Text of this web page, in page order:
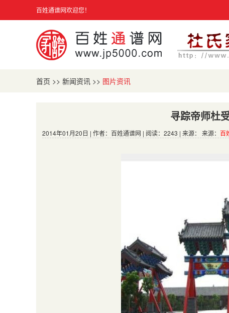
百姓通谱网欢迎您！
首页 >> 新闻资讯 >> 图片资讯
寻踪帝师杜
2014年01月20日 | 作者：百姓通谱网 | 阅读：2243 | 来源： 来源： 百